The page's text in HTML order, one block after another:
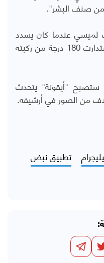
من صنف البشر".
لميسي عندما كان يسدد
الكرة بيسراه، بدت وكأن رجله استدارت 180 درجة من ركبته
ستصبح "أيقونة" يتحدث
من الصور في أرشيفه.
تطبيق نبض